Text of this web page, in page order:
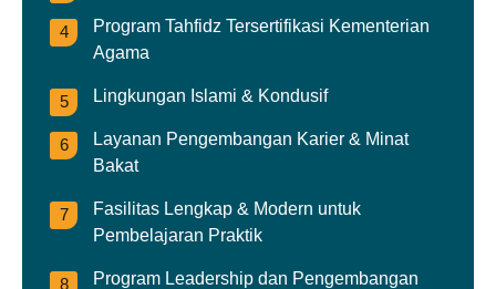
Program Tahfidz Tersertifikasi Kementerian
Agama
Lingkungan Islami & Kondusif
Layanan Pengembangan Karier & Minat
Bakat
Fasilitas Lengkap & Modern untuk
Pembelajaran Praktik
Program Leadership dan Pengembangan